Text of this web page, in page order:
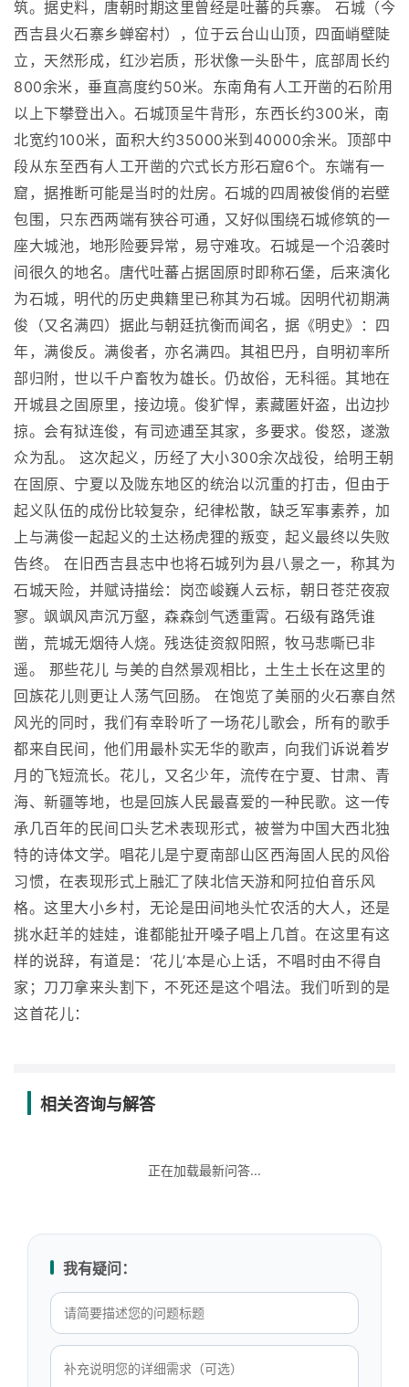
筑。据史料，唐朝时期这里曾经是吐蕃的兵寨。 石城（今
西吉县火石寨乡蝉窑村），位于云台山山顶，四面峭壁陡
立，天然形成，红沙岩质，形状像一头卧牛，底部周长约
800余米，垂直高度约50米。东南角有人工开凿的石阶用
以上下攀登出入。石城顶呈牛背形，东西长约300米，南
北宽约100米，面积大约35000米到40000余米。顶部中
段从东至西有人工开凿的穴式长方形石窟6个。东端有一
窟，据推断可能是当时的灶房。石城的四周被俊俏的岩壁
包围，只东西两端有狭谷可通，又好似围绕石城修筑的一
座大城池，地形险要异常，易守难攻。石城是一个沿袭时
间很久的地名。唐代吐蕃占据固原时即称石堡，后来演化
为石城，明代的历史典籍里已称其为石城。因明代初期满
俊（又名满四）据此与朝廷抗衡而闻名，据《明史》：四
年，满俊反。满俊者，亦名满四。其祖巴丹，自明初率所
部归附，世以千户畜牧为雄长。仍故俗，无科徭。其地在
开城县之固原里，接边境。俊犷悍，素藏匿奸盗，出边抄
掠。会有狱连俊，有司迹逋至其家，多要求。俊怒，遂激
众为乱。 这次起义，历经了大小300余次战役，给明王朝
在固原、宁夏以及陇东地区的统治以沉重的打击，但由于
起义队伍的成份比较复杂，纪律松散，缺乏军事素养，加
上与满俊一起起义的土达杨虎狸的叛变，起义最终以失败
告终。 在旧西吉县志中也将石城列为县八景之一，称其为
石城天险，并赋诗描绘：岗峦峻巍人云标，朝日苍茫夜寂
寥。飒飒风声沉万壑，森森剑气透重霄。石级有路凭谁
凿，荒城无烟待人烧。残迭徒资叙阳照，牧马悲嘶已非
遥。 那些花儿 与美的自然景观相比，土生土长在这里的
回族花儿则更让人荡气回肠。 在饱览了美丽的火石寨自然
风光的同时，我们有幸聆听了一场花儿歌会，所有的歌手
都来自民间，他们用最朴实无华的歌声，向我们诉说着岁
月的飞短流长。花儿，又名少年，流传在宁夏、甘肃、青
海、新疆等地，也是回族人民最喜爱的一种民歌。这一传
承几百年的民间口头艺术表现形式，被誉为中国大西北独
特的诗体文学。唱花儿是宁夏南部山区西海固人民的风俗
习惯，在表现形式上融汇了陕北信天游和阿拉伯音乐风
格。这里大小乡村，无论是田间地头忙农活的大人，还是
挑水赶羊的娃娃，谁都能扯开嗓子唱上几首。在这里有这
样的说辞，有道是：‘花儿’本是心上话，不唱时由不得自
家；刀刀拿来头割下，不死还是这个唱法。我们听到的是
这首花儿：
相关咨询与解答
正在加载最新问答...
我有疑问：